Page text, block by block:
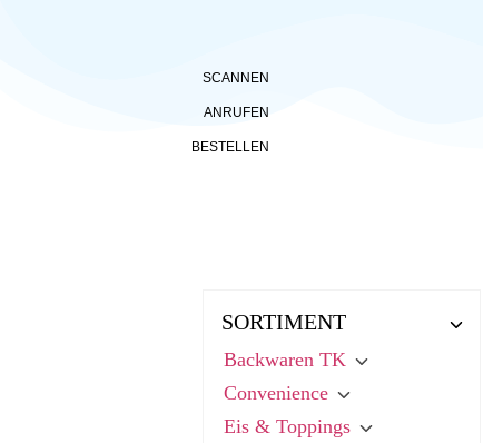
SCANNEN
ANRUFEN
BESTELLEN
SORTIMENT
Backwaren TK
Convenience
Eis & Toppings